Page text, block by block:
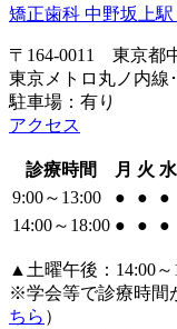
〒164-0011 東京都
東京メトロ丸ノ内線
駐車場：有り
アクセス
診療時間 月 火 水
9:00～13:00
● ● ●
14:00～18:00 ● ● ●
▲土曜午後：14:00～
※学会等で診療時間
ちら ）